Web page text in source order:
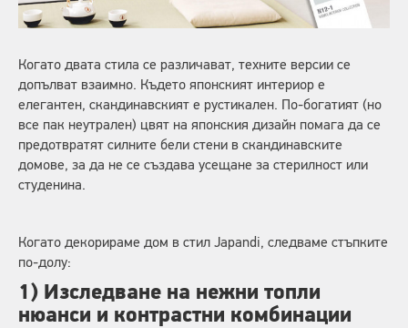
Когато двата стила се различават, техните версии се
допълват взаимно. Където японският интериор е
елегантен, скандинавският е рустикален. По-богатият (но
все пак неутрален) цвят на японския дизайн помага да се
предотвратят силните бели стени в скандинавските
домове, за да не се създава усещане за стерилност или
студенина.
Когато декорираме дом в стил Japandi, следваме стъпките
по-долу:
1) Изследване на нежни топли
нюанси и контрастни комбинации